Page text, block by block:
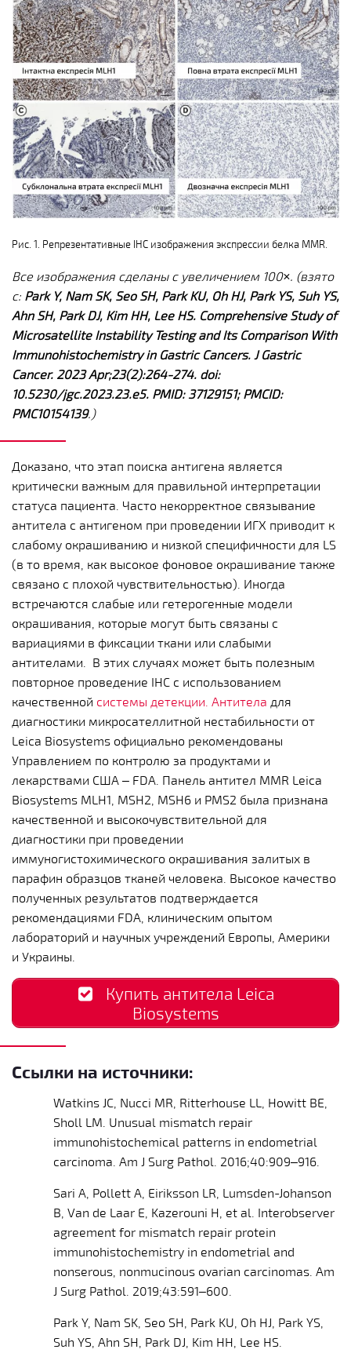
Рис. 1. Репрезентативные IHC изображения экспрессии белка MMR.
Все изображения сделаны с увеличением 100×. (взято
с: Park Y, Nam SK, Seo SH, Park KU, Oh HJ, Park YS, Suh YS,
Ahn SH, Park DJ, Kim HH, Lee HS. Comprehensive Study of
Microsatellite Instability Testing and Its Comparison With
Immunohistochemistry in Gastric Cancers. J Gastric
Cancer. 2023 Apr;23(2):264-274. doi:
10.5230/jgc.2023.23.e5. PMID: 37129151; PMCID:
PMC10154139.)
Доказано, что этап поиска антигена является
критически важным для правильной интерпретации
статуса пациента. Часто некорректное связывание
антитела с антигеном при проведении ИГХ приводит к
слабому окрашиванию и низкой специфичности для LS
(в то время, как высокое фоновое окрашивание также
связано с плохой чувствительностью). Иногда
встречаются слабые или гетерогенные модели
окрашивания, которые могут быть связаны с
вариациями в фиксации ткани или слабыми
антителами. В этих случаях может быть полезным
повторное проведение IHC с использованием
качественной системы детекции. Антитела для
диагностики микросателлитной нестабильности от
Leica Biosystems официально рекомендованы
Управлением по контролю за продуктами и
лекарствами США – FDA. Панель антител MMR Leica
Biosystems MLH1, MSH2, MSH6 и PMS2 была признана
качественной и высокочувствительной для
диагностики при проведении
иммуногистохимического окрашивания залитых в
парафин образцов тканей человека. Высокое качество
полученных результатов подтверждается
рекомендациями FDA, клиническим опытом
лабораторий и научных учреждений Европы, Америки
и Украины.
Купить антитела Leica
Biosystems
Ссылки на источники:
Watkins JC, Nucci MR, Ritterhouse LL, Howitt BE,
Sholl LM. Unusual mismatch repair
immunohistochemical patterns in endometrial
carcinoma. Am J Surg Pathol. 2016;40:909–916.
Sari A, Pollett A, Eiriksson LR, Lumsden-Johanson
B, Van de Laar E, Kazerouni H, et al. Interobserver
agreement for mismatch repair protein
immunohistochemistry in endometrial and
nonserous, nonmucinous ovarian carcinomas. Am
J Surg Pathol. 2019;43:591–600.
Park Y, Nam SK, Seo SH, Park KU, Oh HJ, Park YS,
Suh YS, Ahn SH, Park DJ, Kim HH, Lee HS.